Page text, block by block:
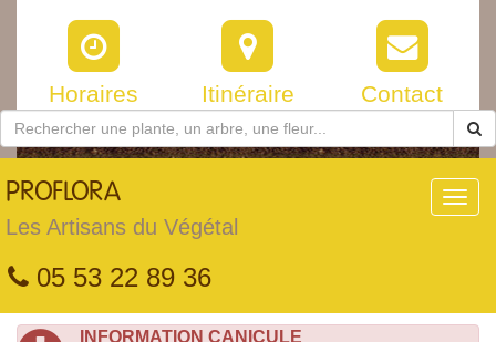
Horaires Itinéraire Contact
PROFLORA
Les Artisans du Végétal
05 53 22 89 36
INFORMATION CANICULE